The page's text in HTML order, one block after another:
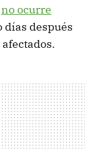
no ocurre
días después